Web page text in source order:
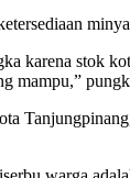
karena stok
mampu,”